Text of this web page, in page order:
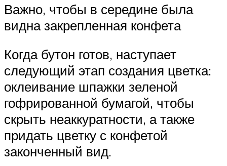
Важно, чтобы в середине была
видна закрепленная конфета
Когда бутон готов, наступает
следующий этап создания цветка:
оклеивание шпажки зеленой
гофрированной бумагой, чтобы
скрыть неаккуратности, а также
придать цветку с конфетой
законченный вид.